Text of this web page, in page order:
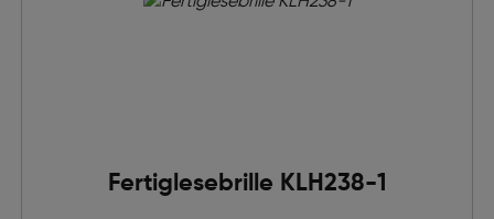
Fertiglesebrille KLH238-1